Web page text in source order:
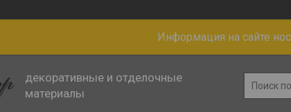
Информация на сайте
декоративные и отделочные
материалы